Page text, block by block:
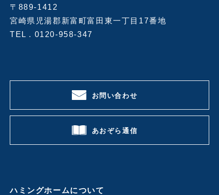
〒889-1412
宮崎県児湯郡新富町富田東一丁目17番地
TEL . 0120-958-347
お問い合わせ
あおぞら通信
ハミングホームについて